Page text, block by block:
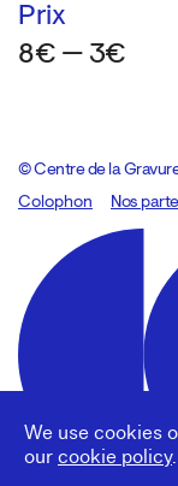
We use cookies
our cookie policy.
Prix
8€ — 3€
© Centre de la
Colophon
Design:MarcelNos